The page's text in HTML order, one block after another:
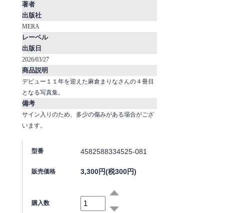
著者
出版社
MERA
レーベル
出版日
2026/03/27
商品説明
デビュー１１年を迎えた麻倉まりなさんの４冊目
となる写真集。
備考
サイン入りのため、多少の傷みがある場合がござ
います。
型番 4582588334525-081
販売価格 3,300円(税300円)
購入数